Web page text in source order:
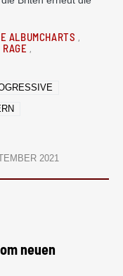
ALBUMCHARTS
RAGE
2021
neuen